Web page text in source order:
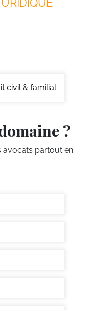
civil & familial
?
avocats partout en